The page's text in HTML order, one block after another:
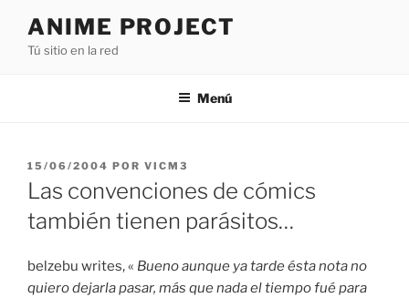
contenido
ANIME PROJECT
Tú sitio en la red
Menú
PUBLICADO
EL
15/06/2004 POR VICM3
Las convenciones de cómics
también tienen parásitos…
belzebu writes, « Bueno aunque ya tarde ésta nota no
quiero dejarla pasar, más que nada el tiempo fué para